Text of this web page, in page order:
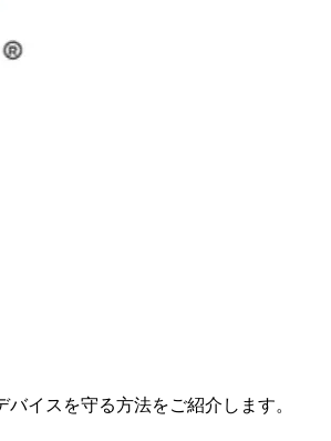
イスを守る方法をご紹介します。